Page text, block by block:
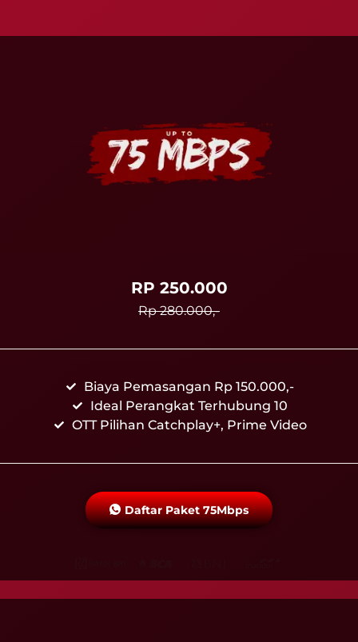
RP 250.000
Rp 280.000,-
Biaya Pemasangan Rp 150.000,-
Ideal Perangkat Terhubung 10
OTT Pilihan Catchplay+, Prime Video
Daftar Paket 75Mbps